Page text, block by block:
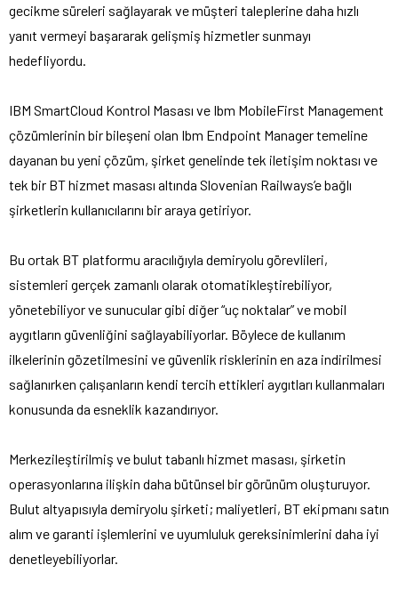
gecikme süreleri sağlayarak ve müşteri taleplerine daha hızlı
yanıt vermeyi başararak gelişmiş hizmetler sunmayı
hedefliyordu.
IBM SmartCloud Kontrol Masası ve Ibm MobileFirst Management
çözümlerinin bir bileşeni olan Ibm Endpoint Manager temeline
dayanan bu yeni çözüm, şirket genelinde tek iletişim noktası ve
tek bir BT hizmet masası altında Slovenian Railways’e bağlı
şirketlerin kullanıcılarını bir araya getiriyor.
Bu ortak BT platformu aracılığıyla demiryolu görevlileri,
sistemleri gerçek zamanlı olarak otomatikleştirebiliyor,
yönetebiliyor ve sunucular gibi diğer “uç noktalar” ve mobil
aygıtların güvenliğini sağlayabiliyorlar. Böylece de kullanım
ilkelerinin gözetilmesini ve güvenlik risklerinin en aza indirilmesi
sağlanırken çalışanların kendi tercih ettikleri aygıtları kullanmaları
konusunda da esneklik kazandırıyor.
Merkezileştirilmiş ve bulut tabanlı hizmet masası, şirketin
operasyonlarına ilişkin daha bütünsel bir görünüm oluşturuyor.
Bulut altyapısıyla demiryolu şirketi; maliyetleri, BT ekipmanı satın
alım ve garanti işlemlerini ve uyumluluk gereksinimlerini daha iyi
denetleyebiliyorlar.